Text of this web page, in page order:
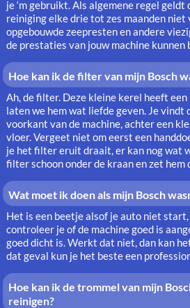
je ‘m gebruikt. Als algemene regel geldt
reiniging elke drie tot zes maanden
opgebouwde zeepresten en andere
de prestaties van jouw machine kunnen
Hoe kan ik de filter van mijn Bosch
Ah, de filter. Deze kleine kerel heeft
laten we hem wat liefde geven. Je vindt
voorkant van de machine, achter een
vloer. Vergeet niet om eerst een
je het filter eruit draait, er kan nog wat
filter schoon onder de kraan en zet hem
Wat moet ik doen als mijn Bosch
Het is een beetje alsof je auto niet
controleer je of de machine goed is
goed dicht is. Werkt dat niet, dan kan
dat geval kun je het beste een
Hoe kan ik de trommel van mijn Bosch wasmachine
reinigen?